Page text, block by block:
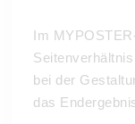
Im
bei der
das